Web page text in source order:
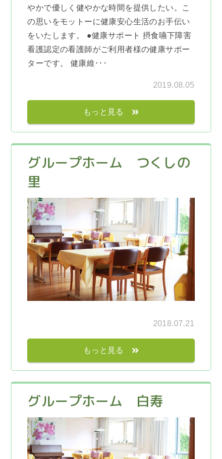
やかで優しく健やかな時間を提供したい。こ
の思いをモットーに健康安心生活のお手伝い
をいたします。 ●健康サポート 摂食嚥下障害
看護認定の看護師がご利用者様の健康サポー
ターです。 健康維･･･
2019.08.05
もっと見る
グループホーム つくしの
里
2018.07.21
もっと見る
グループホーム 白寿